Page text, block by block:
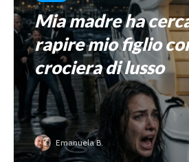
Mia madre ha
rapire mio figlio
crociera di lusso
Emanuela B.